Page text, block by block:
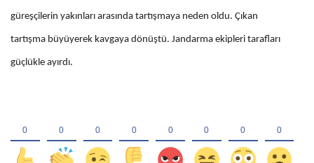
güreşçilerin yakınları arasında tartışmaya neden oldu. Çıkan
tartışma büyüyerek kavgaya dönüştü. Jandarma ekipleri tarafları
güçlükle ayırdı.